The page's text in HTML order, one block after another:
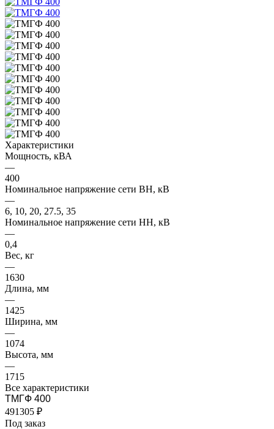
Характеристики
Мощность, кВА
—
400
Номинальное напряжение сети ВН, кВ
—
6, 10, 20, 27.5, 35
Номинальное напряжение сети НН, кВ
—
0,4
Вес, кг
—
1630
Длина, мм
—
1425
Ширина, мм
—
1074
Высота, мм
—
1715
Все характеристики
ТМГФ 400
491305 ₽
Под заказ